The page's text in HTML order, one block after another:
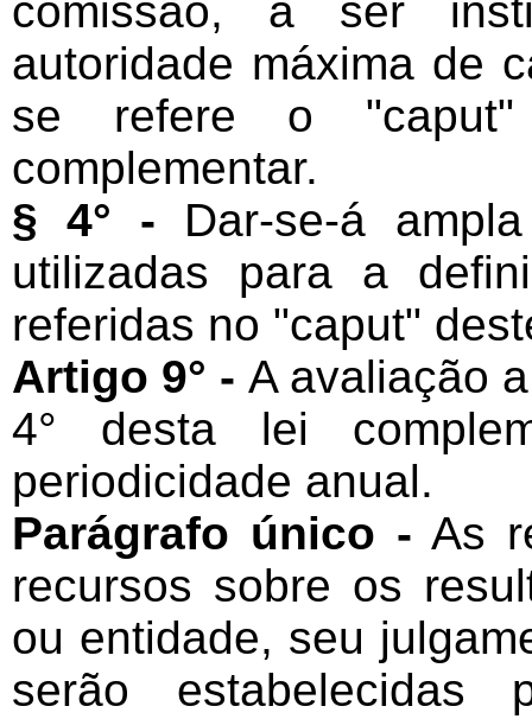
comissão, a ser
autoridade máxima de
se refere o
complementar.
§ 4° - Dar-se-á
utilizadas para a
referidas no "caput"
Artigo 9° -A avaliação
4° desta lei
periodicidade anual.
Parágrafo único - As
recursos sobre os
ou entidade, seu
serão